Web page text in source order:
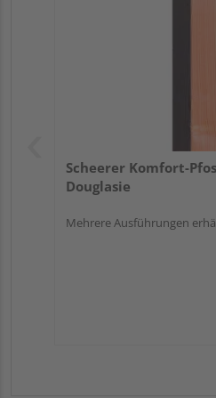
Scheerer Komfort-
Douglasie
Mehrere Ausführungen